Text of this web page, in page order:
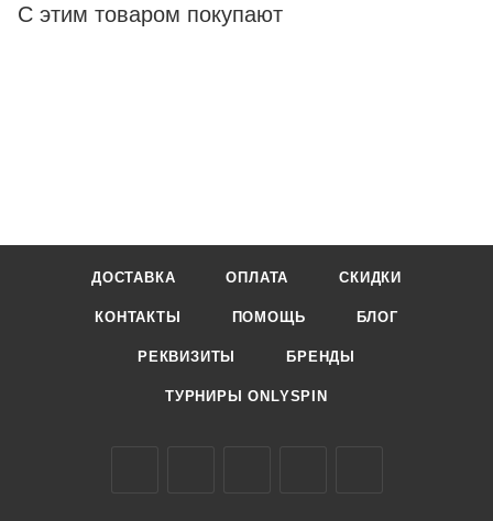
С этим товаром покупают
ДОСТАВКА ОПЛАТА СКИДКИ
КОНТАКТЫ ПОМОЩЬ БЛОГ
РЕКВИЗИТЫ БРЕНДЫ
ТУРНИРЫ ONLYSPIN